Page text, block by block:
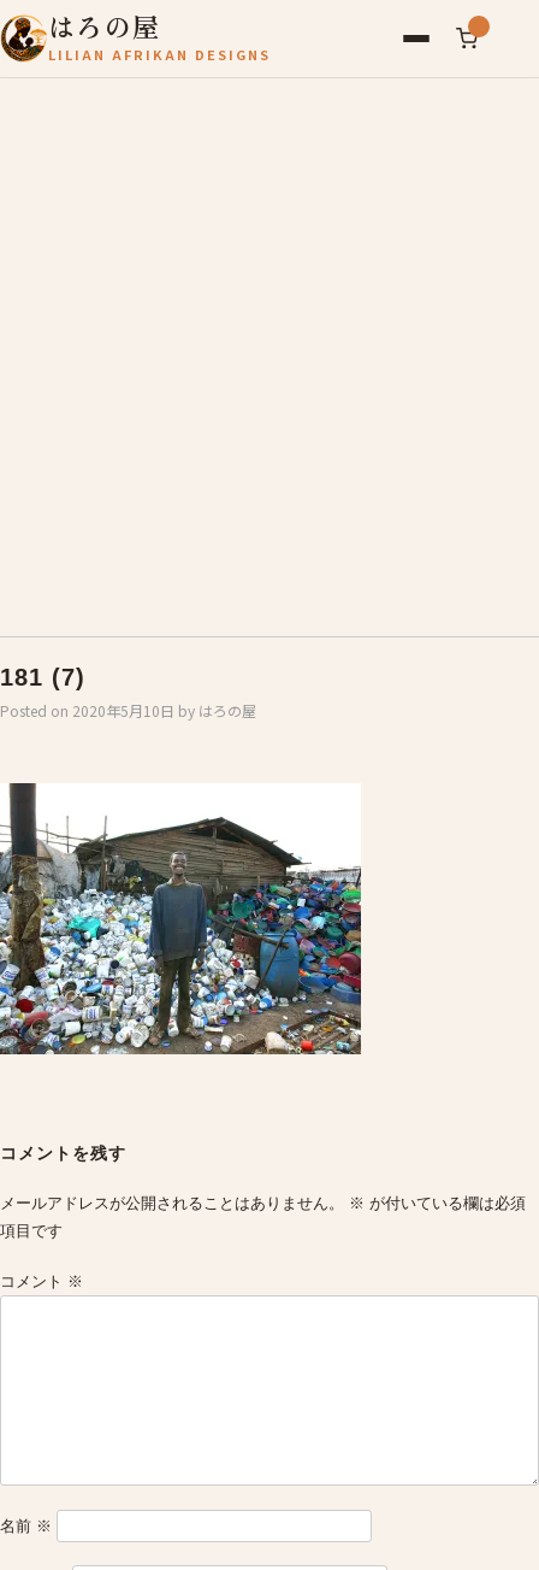
はろの屋
LILIAN AFRIKAN DESIGNS
181 (7)
Posted on 2020年5月10日 by はろの屋
navigation
コメントを残す
メールアドレスが公開されることはありません。 ※ が付いている欄は必須
項目です
コメント ※
名前 ※